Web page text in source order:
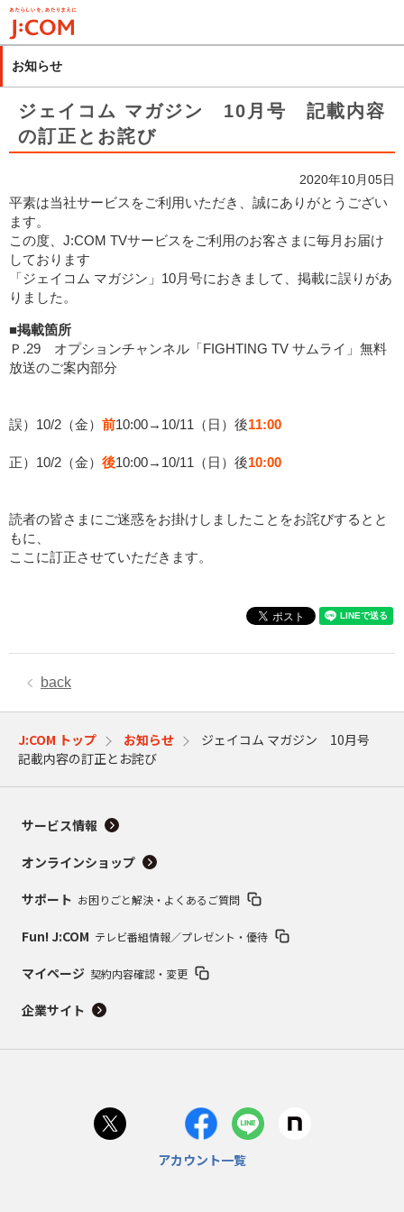
メ
イ
コ
移
動
お知らせ
ジェイコム マガジン 10月号 記載内容
の訂正とお詫び
2020年10月05日
平素は当社サービスをご利用いただき、誠にありがとうござい
ます。
この度、J:COM TVサービスをご利用のお客さまに毎月お届け
しております
「ジェイコム マガジン」10月号におきまして、掲載に誤りがあ
りました。
■掲載箇所
Ｐ.29 オプションチャンネル「FIGHTING TV サムライ」無料
放送のご案内部分
誤）10/2（金） 前10:00→10/11（日）後11:00
正）10/2（金） 後10:00→10/11（日）後10:00
読者の皆さまにご迷惑をお掛けしましたことをお詫びするとと
もに、
ここに訂正させていただきます。
back
J:COM トップ お知らせ
ジェイコム マガジン 10月号
記載内容の訂正とお詫び
サービス情報
オンラインショップ
サポート お困りごと解決・よくあるご質問
Fun! J:COM テレビ番組情報／プレゼント・優待
マイページ 契約内容確認・変更
企業サイト
アカウント一覧